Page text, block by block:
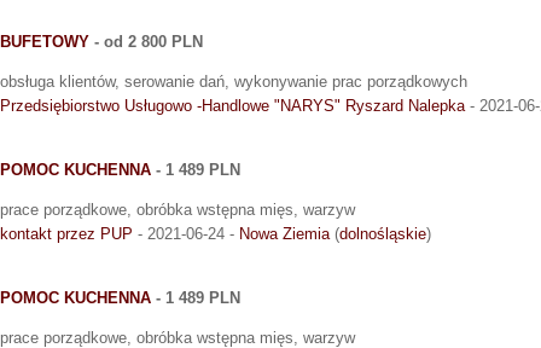
BUFETOWY - od 2 800 PLN
obsługa klientów, serowanie dań, wykonywanie prac porządkowych
Przedsiębiorstwo Usługowo -Handlowe "NARYS" Ryszard Nalepka- 2021-
POMOC KUCHENNA - 1 489 PLN
prace porządkowe, obróbka wstępna mięs, warzyw
kontakt przez PUP - 2021-06-24 - Nowa Ziemia(dolnośląskie)
POMOC KUCHENNA - 1 489 PLN
prace porządkowe, obróbka wstępna mięs, warzyw